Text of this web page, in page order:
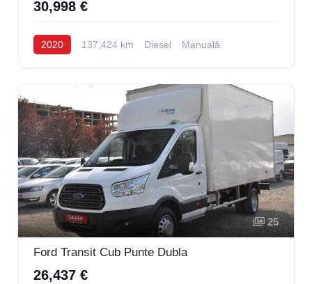
30,998 €
2020 137,424 km Diesel Manuală
25
Ford Transit Cub Punte Dubla
26,437 €